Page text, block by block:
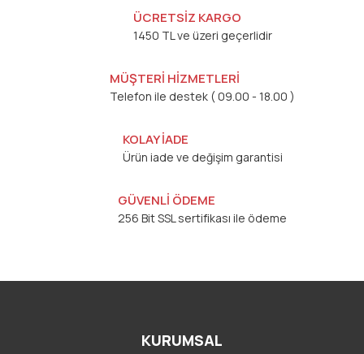
ÜCRETSİZ KARGO
1450 TL ve üzeri geçerlidir
MÜŞTERİ HİZMETLERİ
Telefon ile destek ( 09.00 - 18.00 )
KOLAY İADE
Ürün iade ve değişim garantisi
GÜVENLİ ÖDEME
256 Bit SSL sertifikası ile ödeme
KURUMSAL